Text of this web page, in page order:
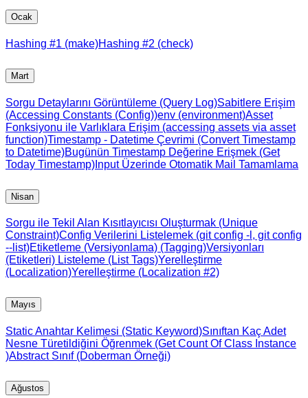
Ocak
Hashing #1 (make)Hashing #2 (check)
Mart
Sorgu Detaylarını Görüntüleme (Query Log)Sabitlere Erişim
(Accessing Constants (Config))env (environment)Asset
Fonksiyonu ile Varlıklara Erişim (accessing assets via asset
function)Timestamp - Datetime Çevrimi (Convert Timestamp
to Datetime)Bugünün Timestamp Değerine Erişmek (Get
Today Timestamp) Input Üzerinde Otomatik Mail Tamamlama
Nisan
Sorgu ile Tekil Alan Kısıtlayıcısı Oluşturmak (Unique
Constraint)Config Verilerini Listelemek (git config -l, git config
--list)Etiketleme (Versiyonlama) (Tagging)Versiyonları
(Etiketleri) Listeleme (List Tags)Yerelleştirme
(Localization)Yerelleştirme (Localization #2)
Mayıs
Static Anahtar Kelimesi (Static Keyword)Sınıftan Kaç Adet
Nesne Türetildiğini Öğrenmek (Get Count Of Class Instance
)Abstract Sınıf (Doberman Örneği)
Ağustos